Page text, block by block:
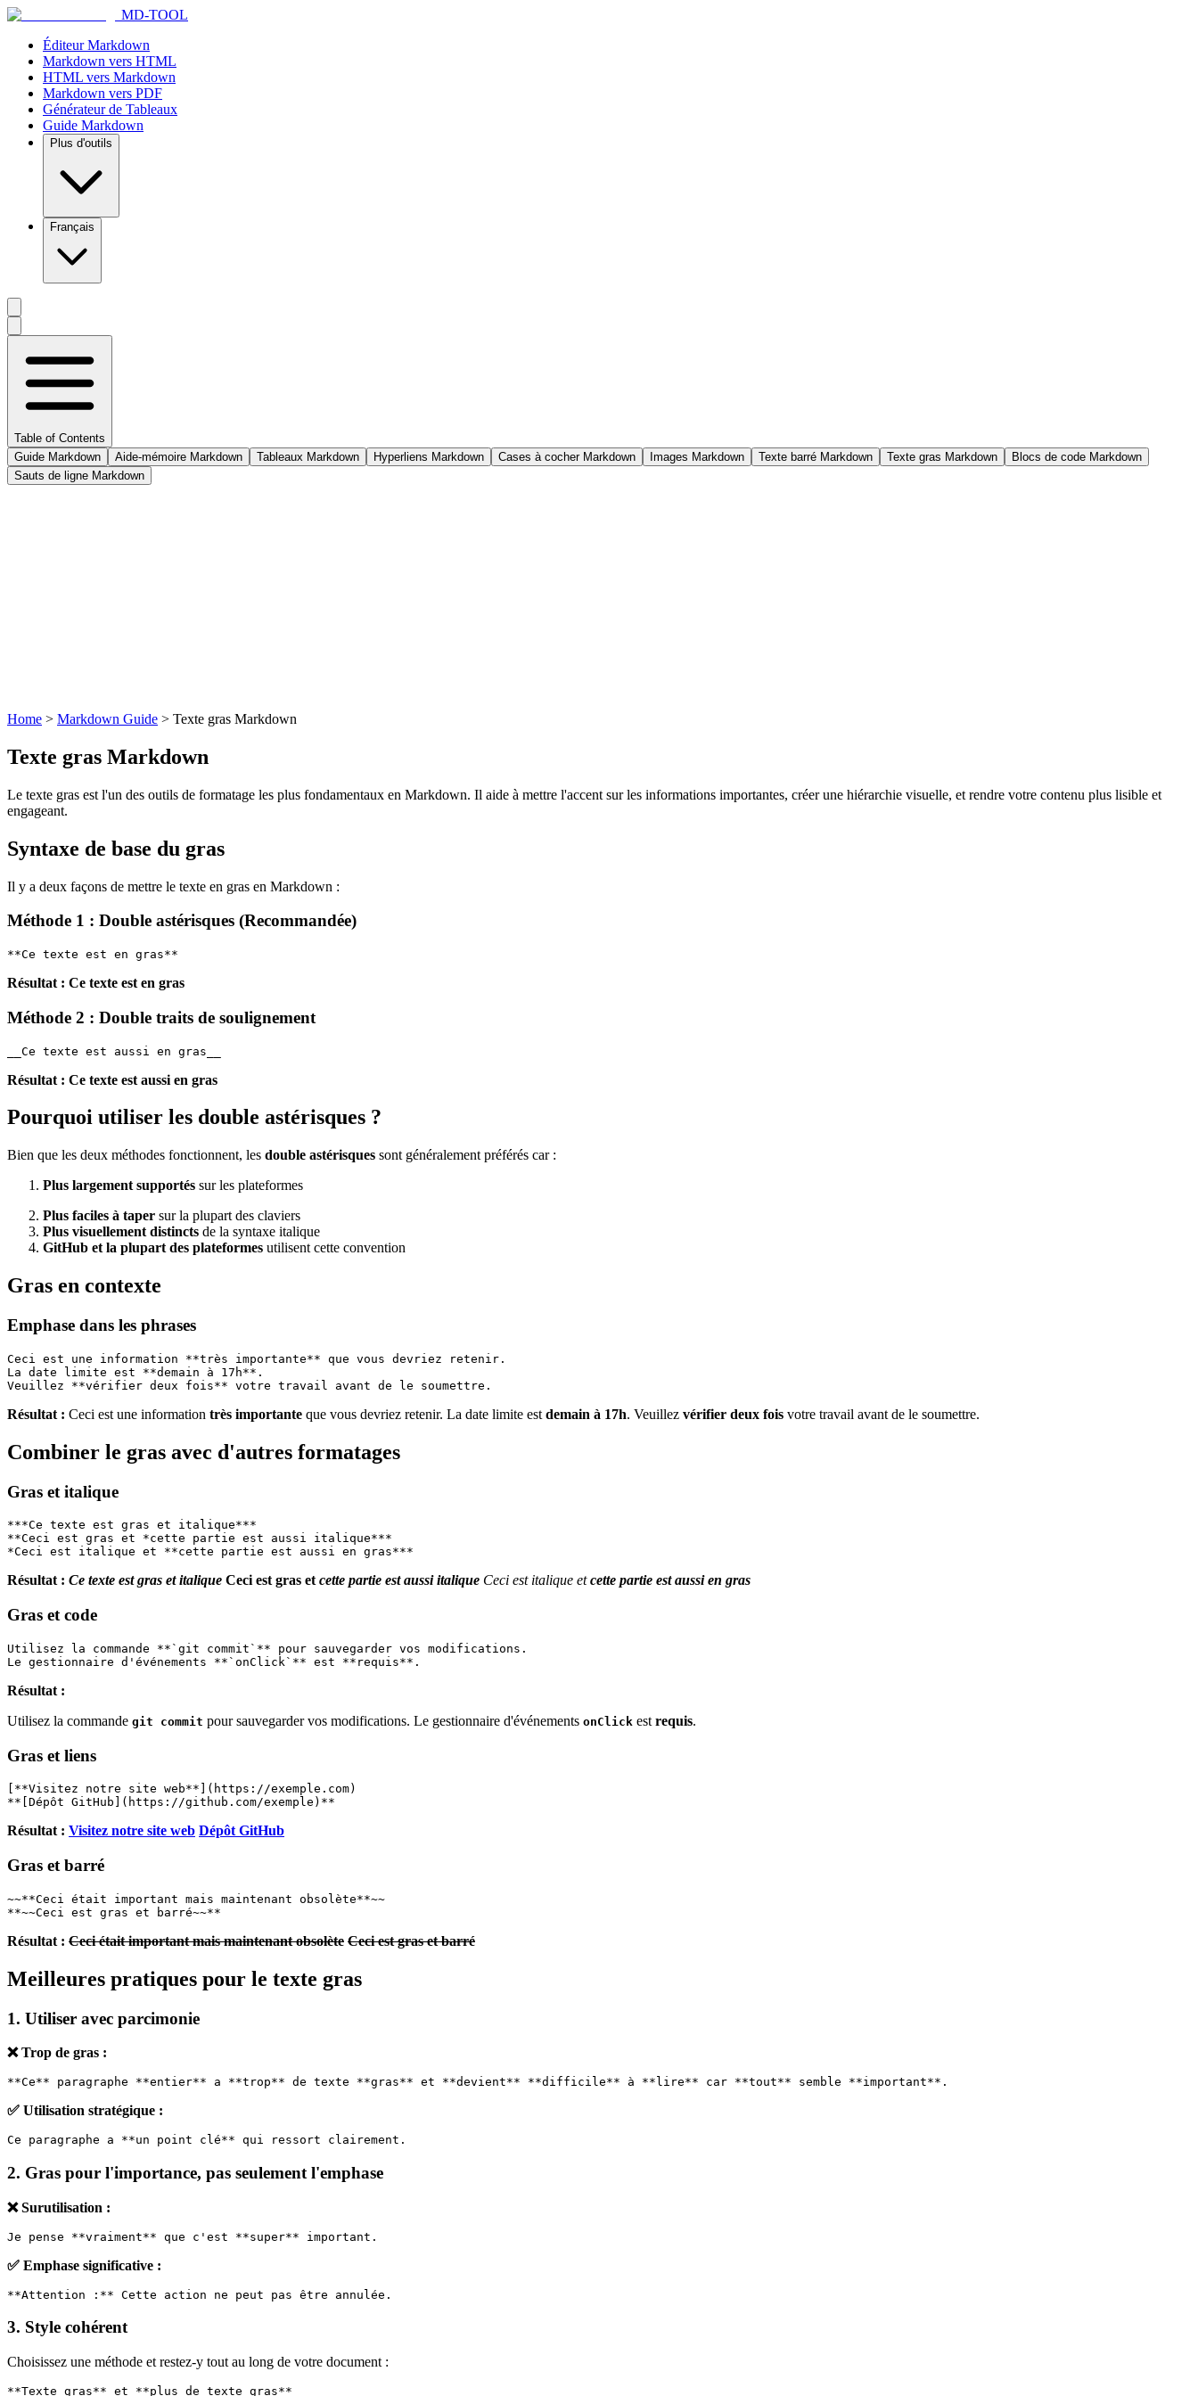
MD-TOOL
Éditeur Markdown
Markdown vers HTML
HTML vers Markdown
Markdown vers PDF
Générateur de Tableaux
Guide Markdown
Plus d'outils
Français
Table of Contents
Guide Markdown
Aide-mémoire Markdown Tableaux Markdown Hyperliens Markdown Cases à cocher Markdown Images Markdown Texte barré Markdown Texte gras Markdown
Blocs de code Markdown
Sauts de ligne Markdown
Home > Markdown Guide > Texte gras Markdown
Texte gras Markdown
Le texte gras est l'un des outils de formatage les plus fondamentaux en Markdown. Il aide à mettre l'accent sur les informations importantes, créer une hiérarchie visuelle, et rendre votre contenu plus lisible et
engageant.
Syntaxe de base du gras
Il y a deux façons de mettre le texte en gras en Markdown :
Méthode 1 : Double astérisques (Recommandée)
**Ce texte est en gras**
Résultat : Ce texte est en gras
Méthode 2 : Double traits de soulignement
__Ce texte est aussi en gras__
Résultat : Ce texte est aussi en gras
Pourquoi utiliser les double astérisques ?
Bien que les deux méthodes fonctionnent, les double astérisques sont généralement préférés car :
Plus largement supportés sur les plateformes
Plus faciles à taper sur la plupart des claviers
Plus visuellement distincts de la syntaxe italique
GitHub et la plupart des plateformes utilisent cette convention
Gras en contexte
Emphase dans les phrases
Ceci est une information **très importante** que vous devriez retenir.
La date limite est **demain à 17h**.
Veuillez **vérifier deux fois** votre travail avant de le soumettre.
Résultat : Ceci est une information très importante que vous devriez retenir. La date limite est demain à 17h. Veuillez vérifier deux fois votre travail avant de le soumettre.
Combiner le gras avec d'autres formatages
Gras et italique
***Ce texte est gras et italique***
**Ceci est gras et *cette partie est aussi italique***
*Ceci est italique et **cette partie est aussi en gras***
Résultat : Ce texte est gras et italique Ceci est gras et cette partie est aussi italique Ceci est italique etcette partie est aussi en gras
Gras et code
Utilisez la commande **`git commit`** pour sauvegarder vos modifications.
Le gestionnaire d'événements **`onClick`** est **requis**.
Résultat :
Utilisez la commande git commit pour sauvegarder vos modifications. Le gestionnaire d'événements onClick est requis.
Gras et liens
[**Visitez notre site web**](https://exemple.com)
**[Dépôt GitHub](https://github.com/exemple)**
Résultat : Visitez notre site web Dépôt GitHub
Gras et barré
~~**Ceci était important mais maintenant obsolète**~~
**~~Ceci est gras et barré~~**
Résultat : Ceci était important mais maintenant obsolète Ceci est gras et barré
Meilleures pratiques pour le texte gras
1. Utiliser avec parcimonie
❌ Trop de gras :
**Ce** paragraphe **entier** a **trop** de texte **gras** et **devient** **difficile** à **lire** car **tout** semble **important**.
✅ Utilisation stratégique :
Ce paragraphe a **un point clé** qui ressort clairement.
2. Gras pour l'importance, pas seulement l'emphase
❌ Surutilisation :
Je pense **vraiment** que c'est **super** important.
✅ Emphase significative :
**Attention :** Cette action ne peut pas être annulée.
3. Style cohérent
Choisissez une méthode et restez-y tout au long de votre document :
**Texte gras** et **plus de texte gras**